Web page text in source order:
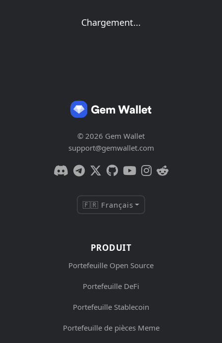
Chargement...
© 2026 Gem Wallet
support@gemwallet.com
🇫🇷 Français
PRODUIT
Portefeuille Open Source
Portefeuille DeFi
Portefeuille Stablecoin
Portefeuille de pièces Meme